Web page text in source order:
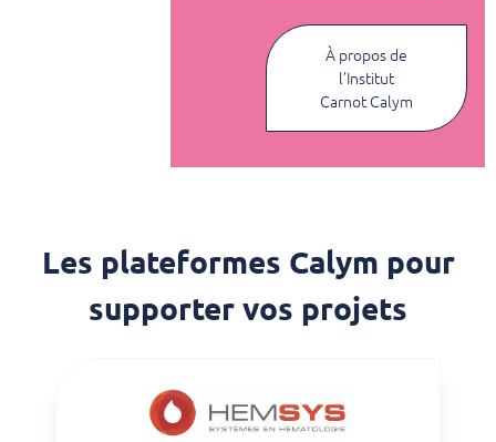
À propos de
l’Institut
Carnot Calym
Les plateformes Calym pour
supporter vos projets